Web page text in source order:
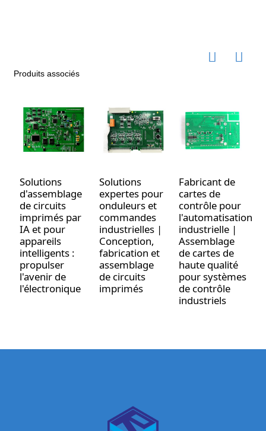
Produits associés
Solutions
d'assemblage
de circuits
imprimés par
IA et pour
appareils
intelligents :
propulser
l'avenir de
l'électronique
Solutions
expertes pour
onduleurs et
commandes
industrielles |
Conception,
fabrication et
assemblage
de circuits
imprimés
Fabricant de
cartes de
contrôle pour
l'automatisation
industrielle |
Assemblage
de cartes de
haute qualité
pour systèmes
de contrôle
industriels